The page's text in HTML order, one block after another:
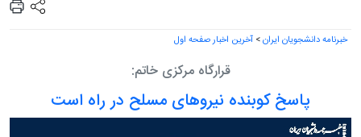
خبرنامه دانشجویان ایران> آخرین اخبار صفحه اول
قرارگاه مرکزی خاتم:
پاسخ کوبنده نیروهای مسلح در راه است